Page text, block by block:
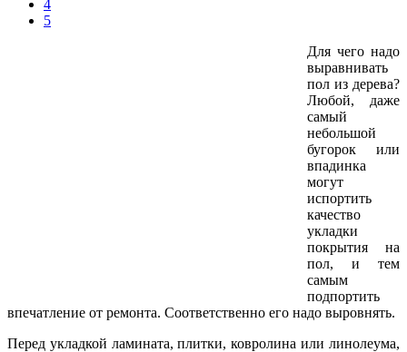
4
5
Для чего надо
выравнивать
пол из дерева?
Любой, даже
самый
небольшой
бугорок или
впадинка
могут
испортить
качество
укладки
покрытия на
пол, и тем
самым
подпортить
впечатление от ремонта. Соответственно его надо выровнять.
Перед укладкой ламината, плитки, ковролина или линолеума,